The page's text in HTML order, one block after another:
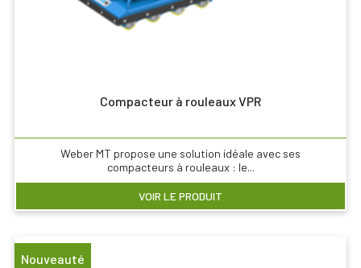
Compacteur à rouleaux VPR
Weber MT propose une solution idéale avec ses
compacteurs à rouleaux : le...
VOIR LE PRODUIT
Nouveauté